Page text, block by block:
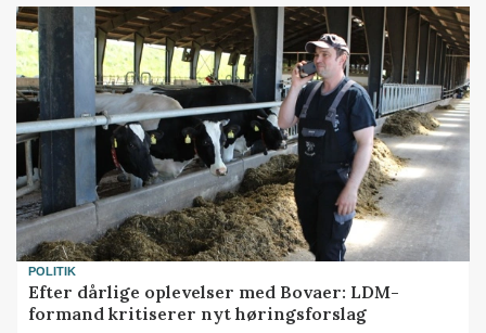
POLITIK
Efter dårlige oplevelser med Bovaer: LDM-
formand kritiserer nyt høringsforslag